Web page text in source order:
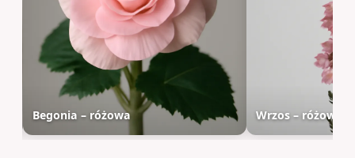
Begonia – różowa Wrzos – różowy